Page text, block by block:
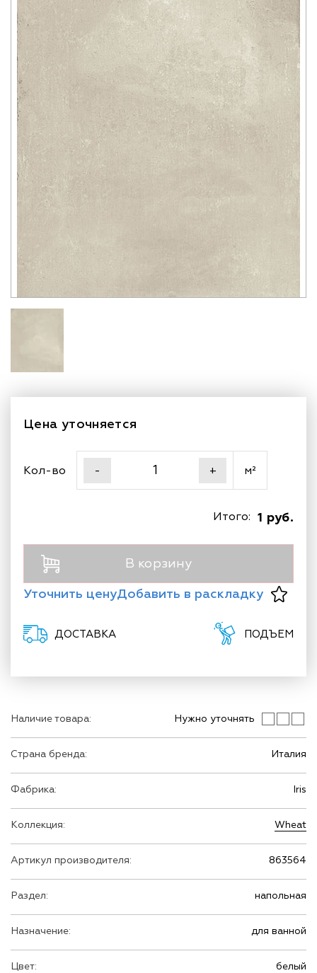
Наличие товара: Нужно уточнять
Страна бренда: Италия
Фабрика: Iris
Коллекция: Wheat
Артикул производителя: 863564
Раздел: напольная
Назначение: для ванной
Цвет: белый
Цена уточняется
Кол-во - + м²
1 руб.
Итого:
В корзину
Уточнить ценуДобавить в раскладку
ДОСТАВКА ПОДЪЕМ